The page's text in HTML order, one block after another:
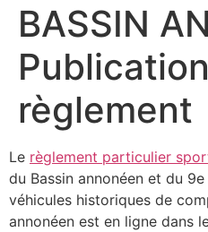
BASSIN
règlement
Le règlement particulier
du Bassin annonéen et du
véhicules historiques de
annonéen est en ligne dans